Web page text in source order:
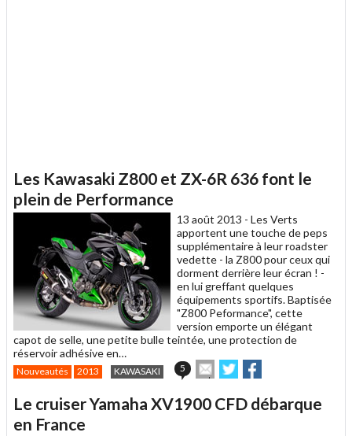
Les Kawasaki Z800 et ZX-6R 636 font le
plein de Performance
13 août 2013 - Les Verts
apportent une touche de peps
supplémentaire à leur roadster
vedette - la Z800 pour ceux qui
dorment derrière leur écran ! -
en lui greffant quelques
équipements sportifs. Baptisée
"Z800 Peformance", cette
version emporte un élégant
capot de selle, une petite bulle teintée, une protection de
réservoir adhésive en…
Nouveautés 2013 KAWASAKI 5
Envoyer
cet
à
Partager
sur sur
Le cruiser Yamaha XV1900 CFD débarque
en France